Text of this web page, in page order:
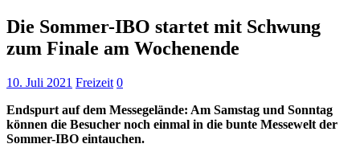
Die Sommer-IBO startet mit Schwung
zum Finale am Wochenende
10. Juli 2021 Freizeit 0
Endspurt auf dem Messegelände: Am Samstag und Sonntag
können die Besucher noch einmal in die bunte Messewelt der
Sommer-IBO eintauchen.